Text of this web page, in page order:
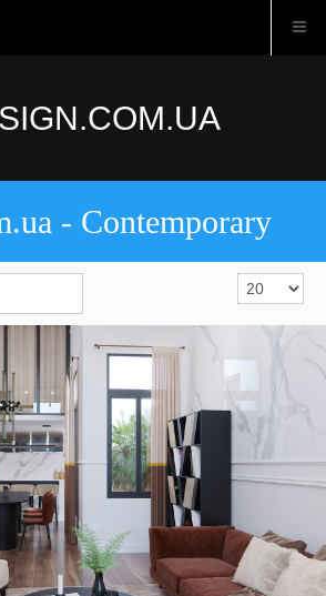
- Contemporary
Display